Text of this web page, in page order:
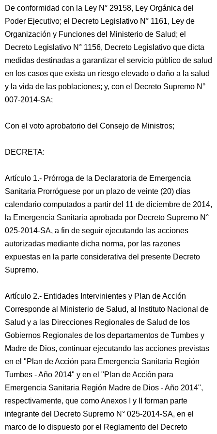
De conformidad con la Ley N° 29158, Ley Orgánica del
Poder Ejecutivo; el Decreto Legislativo N° 1161, Ley de
Organización y Funciones del Ministerio de Salud; el
Decreto Legislativo N° 1156, Decreto Legislativo que dicta
medidas destinadas a garantizar el servicio público de salud
en los casos que exista un riesgo elevado o daño a la salud
y la vida de las poblaciones; y, con el Decreto Supremo N°
007-2014-SA;
Con el voto aprobatorio del Consejo de Ministros;
DECRETA:
Artículo 1.- Prórroga de la Declaratoria de Emergencia
Sanitaria Prorróguese por un plazo de veinte (20) días
calendario computados a partir del 11 de diciembre de 2014,
la Emergencia Sanitaria aprobada por Decreto Supremo N°
025-2014-SA, a fin de seguir ejecutando las acciones
autorizadas mediante dicha norma, por las razones
expuestas en la parte considerativa del presente Decreto
Supremo.
Artículo 2.- Entidades Intervinientes y Plan de Acción
Corresponde al Ministerio de Salud, al Instituto Nacional de
Salud y a las Direcciones Regionales de Salud de los
Gobiernos Regionales de los departamentos de Tumbes y
Madre de Dios, continuar ejecutando las acciones previstas
en el "Plan de Acción para Emergencia Sanitaria Región
Tumbes - Año 2014" y en el "Plan de Acción para
Emergencia Sanitaria Región Madre de Dios - Año 2014",
respectivamente, que como Anexos I y II forman parte
integrante del Decreto Supremo N° 025-2014-SA, en el
marco de lo dispuesto por el Reglamento del Decreto